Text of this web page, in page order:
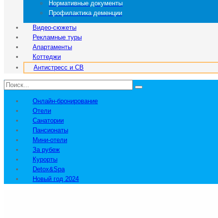
Нормативные документы
Профилактика деменции
Видео-сюжеты
Рекламные туры
Апартаменты
Коттеджи
Антистресс и СВ
Онлайн-бронирование
Отели
Санатории
Пансионаты
Мини-отели
За рубеж
Курорты
Detox&Spa
Новый год 2024